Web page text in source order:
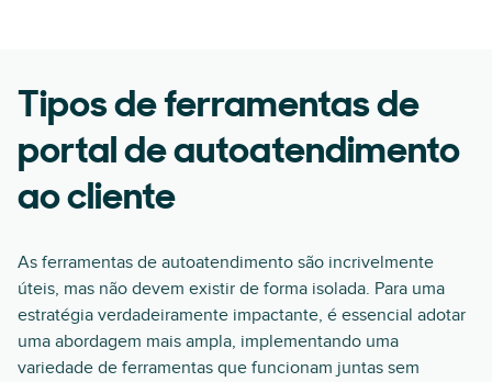
Tipos de ferramentas de
portal de autoatendimento
ao cliente
As ferramentas de autoatendimento são incrivelmente
úteis, mas não devem existir de forma isolada. Para uma
estratégia verdadeiramente impactante, é essencial adotar
uma abordagem mais ampla, implementando uma
variedade de ferramentas que funcionam juntas sem